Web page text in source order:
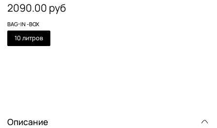
2090.00 руб
BAG-IN -BOX
10 литров
Описание